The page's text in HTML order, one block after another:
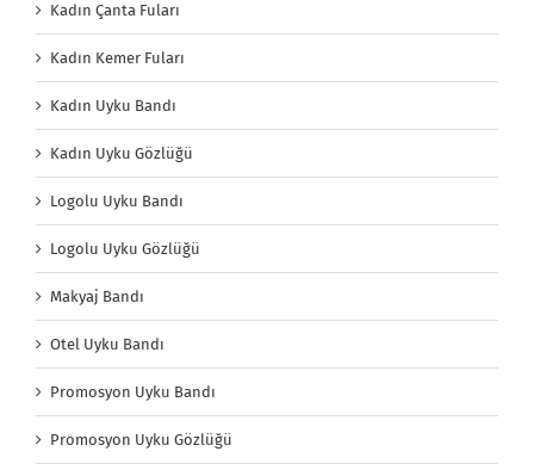
Kadın Çanta Fuları
Kadın Kemer Fuları
Kadın Uyku Bandı
Kadın Uyku Gözlüğü
Logolu Uyku Bandı
Logolu Uyku Gözlüğü
Makyaj Bandı
Otel Uyku Bandı
Promosyon Uyku Bandı
Promosyon Uyku Gözlüğü